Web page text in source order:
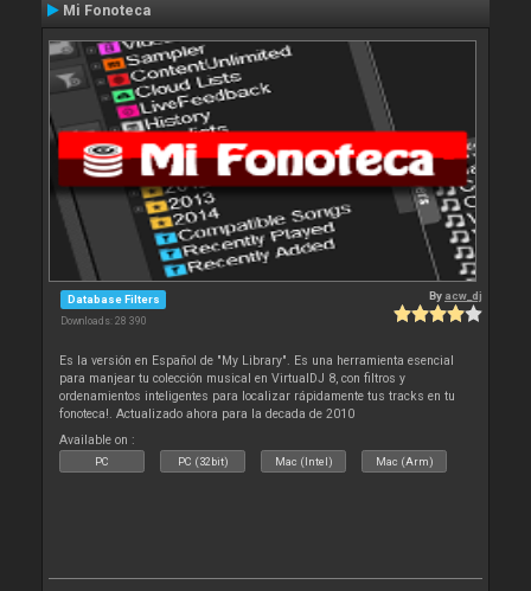
Mi Fonoteca
Database Filters
Downloads: 28 390
By acw_dj
Es la versión en Español de "My Library". Es una herramienta esencial
para manjear tu colección musical en VirtualDJ 8, con filtros y
ordenamientos inteligentes para localizar rápidamente tus tracks en tu
fonoteca!. Actualizado ahora para la decada de 2010
Available on :
PC PC (32bit) Mac (Intel) Mac (Arm)